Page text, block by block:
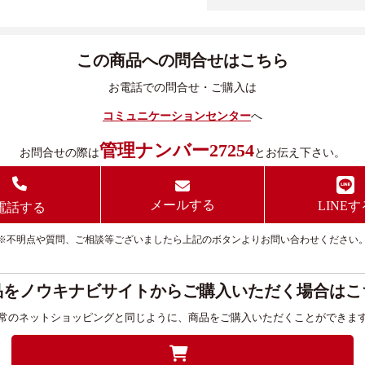
この商品への問合せはこちら
お電話での問合せ・ご購入は
コミュニケーションセンターへ
お問合せの際は管理ナンバー27254とお伝え下さい。
話する メールする LINEす
不明点や質問、ご相談等ございましたら上記のボタンよりお問い合わせください。
ノウキナビサイトからご購入いただく場合はこ
のネットショッピングと同じように、商品をご購入いただくことができます